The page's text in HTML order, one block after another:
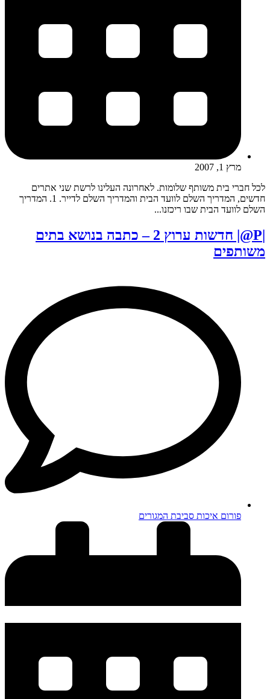
מרץ 1, 2007
לכל חברי בית משותף שלומות. לאחרונה העלינו לרשת שני אתרים
חדשים, המדריך השלם לוועד הבית והמדריך השלם לדייר. 1. המדריך
השלם לוועד הבית שבו ריכזנו...
|P@| חדשות ערוץ 2 – כתבה בנושא בתים
משותפים
פורום איכות סביבת המגורים